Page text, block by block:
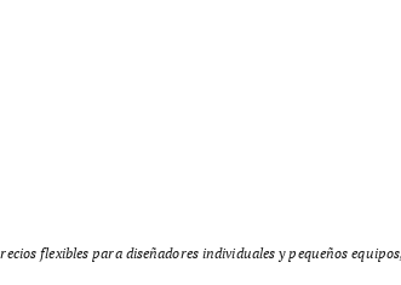
flexibles para diseñadores individuales y pequeños